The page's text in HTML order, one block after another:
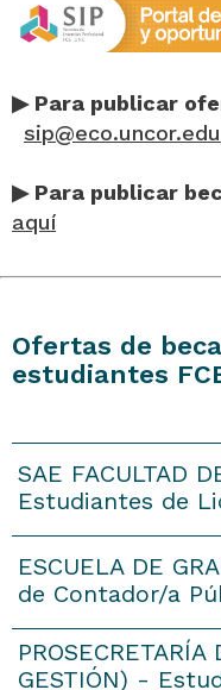
▶ Para publicar
sip@eco.uncor.edu
▶ Para publicar
aquí
Ofertas de
estudiantes
SAE FACULTAD
Estudiantes de
Aviso
ESCUELA DE
de Contador/a
GESTIÓN) -